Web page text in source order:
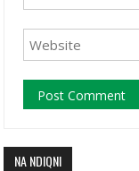
NA NDIQNI